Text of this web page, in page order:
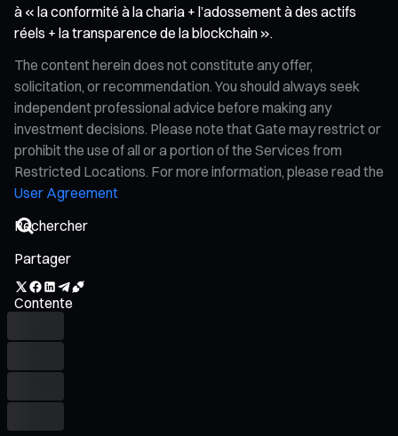
à « la conformité à la charia + l’adossement à des actifs
réels + la transparence de la blockchain ».
The content herein does not constitute any offer,
solicitation, or recommendation. You should always seek
independent professional advice before making any
investment decisions. Please note that Gate may restrict or
prohibit the use of all or a portion of the Services from
Restricted Locations. For more information, please read the
User Agreement
Partager
Contente